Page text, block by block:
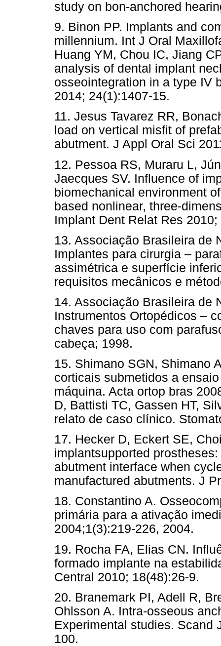
study on bon-anchored
9. Binon PP. Implants and
millennium. Int J Oral
Huang YM, Chou IC, Jiang
analysis of dental implant
osseointegration in a type IV
2014; 24(1):1407-15.
11. Jesus Tavarez RR,
load on vertical misfit of
abutment. J Appl Oral Sci
12. Pessoa RS, Muraru L,
Jaecques SV. Influence of
biomechanical environment
based nonlinear, three-
Implant Dent Relat Res
13. Associação Brasileira de
Implantes para cirurgia –
assimétrica e superfície
requisitos mecânicos e
14. Associação Brasileira de
Instrumentos Ortopédicos –
chaves para uso com
cabeça; 1998.
15. Shimano SGN, Shimano
corticais submetidos a
máquina. Acta ortop bras
D, Battisti TC, Gassen HT,
relato de caso clínico.
17. Hecker D, Eckert SE,
implantsupported
abutment interface when
manufactured abutments. J
18. Constantino A.
primária para a ativação
2004;1(3):219-226, 2004.
19. Rocha FA, Elias CN.
formado implante na
Central 2010; 18(48):26-9.
20. Branemark PI, Adell R,
Ohlsson A. Intra-osseous
Experimental studies. Scand
100.